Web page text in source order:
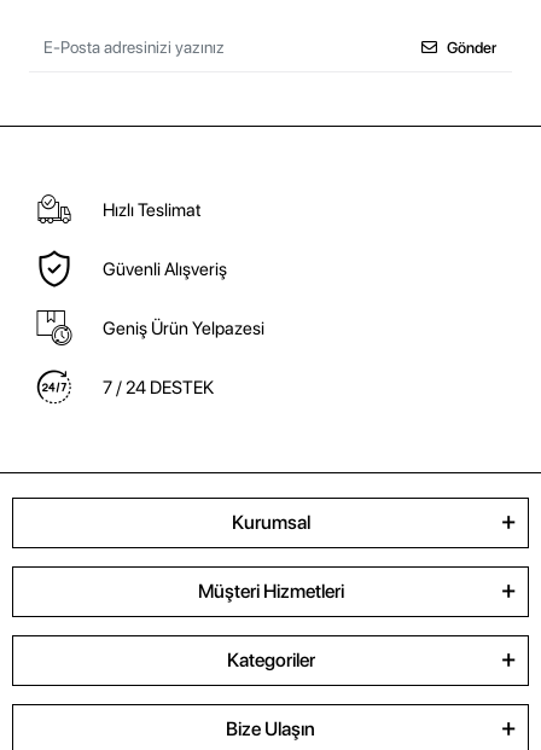
Gönder
Hızlı Teslimat
Güvenli Alışveriş
Geniş Ürün Yelpazesi
7 / 24 DESTEK
Kurumsal
Müşteri Hizmetleri
Kategoriler
Bize Ulaşın